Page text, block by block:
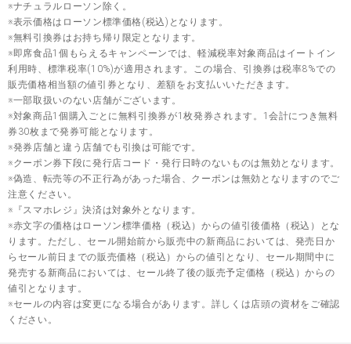
※ナチュラルローソン除く。
※表示価格はローソン標準価格(税込)となります。
※無料引換券はお持ち帰り限定となります。
※即席食品1個もらえるキャンペーンでは、軽減税率対象商品はイートイン
利用時、標準税率(10%)が適用されます。この場合、引換券は税率8%での
販売価格相当額の値引券となり、差額をお支払いいただきます。
※一部取扱いのない店舗がございます。
※対象商品1個購入ごとに無料引換券が1枚発券されます。1会計につき無料
券30枚まで発券可能となります。
※発券店舗と違う店舗でも引換は可能です。
※クーポン券下段に発行店コード・発行日時のないものは無効となります。
※偽造、転売等の不正行為があった場合、クーポンは無効となりますのでご
注意ください。
※『スマホレジ』決済は対象外となります。
※赤文字の価格はローソン標準価格（税込）からの値引後価格（税込）とな
ります。ただし、セール開始前から販売中の新商品においては、発売日か
らセール前日までの販売価格（税込）からの値引となり、セール期間中に
発売する新商品においては、セール終了後の販売予定価格（税込）からの
値引となります。
※セールの内容は変更になる場合があります。詳しくは店頭の資材をご確認
ください。